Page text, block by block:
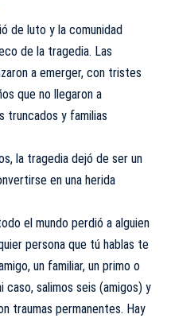
de luto y la comunidad
de la tragedia. Las
a emerger, con tristes
que no llegaron a
truncados y familias
la tragedia dejó de ser un
en una herida
el mundo perdió a alguien
persona que tú hablas te
un familiar, un primo o
caso, salimos seis (amigos) y
traumas permanentes. Hay